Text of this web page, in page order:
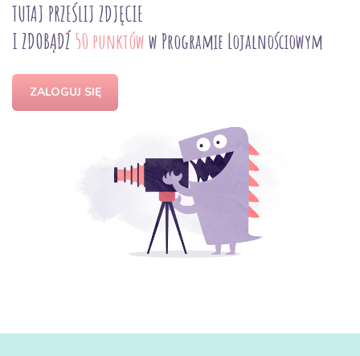
TUTAJ PRZEŚLIJ ZDJĘCIE
I ZDOBĄDŹ 50 punktóww Programie Lojalnościowym
ZALOGUJ SIĘ